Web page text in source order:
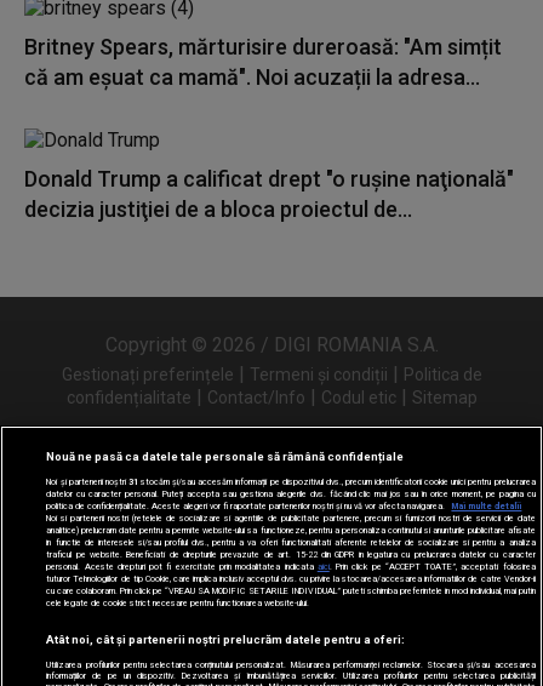
Britney Spears, mărturisire dureroasă: "Am simțit
că am eșuat ca mamă". Noi acuzații la adresa...
Donald Trump a calificat drept "o ruşine naţională"
decizia justiţiei de a bloca proiectul de...
Copyright © 2026 / DIGI ROMANIA S.A.
Gestionați preferințele | Termeni și condiții | Politica de
confidențialitate | Contact/Info | Codul etic | Sitemap
Urmărește-ne și pe
Nouă ne pasă ca datele tale personale să rămână confidențiale
Noi și partenerii noștri31 stocăm și/sau accesăm informații pe dispozitivul dvs., precum identificatorii cookie unici pentru prelucrarea
datelor cu caracter personal. Puteți accepta sau gestiona alegerile dvs. făcând clic mai jos sau în orice moment, pe pagina cu
politica de confidențialitate. Aceste alegeri vor fi raportate partenerilor noștri și nu vă vor afecta navigarea.
Mai multe detalii
Noi si partenerii nostri (retelele de socializare si agentiile de publicitate partenere, precum si furnizorii nostri de servicii de date
analitice) prelucram date pentru a permite website-ului sa functioneze, pentru a personaliza continutul si anunturile publicitare afisate
in functie de interesele si/sau profilul dvs., pentru a va oferi functionalitati aferente retelelor de socializare si pentru a analiza
traficul pe website. Beneficiati de drepturile prevazute de art. 15-22 din GDPR in legatura cu prelucrarea datelor cu caracter
personal. Aceste drepturi pot fi exercitate prin modalitatea indicata aici. Prin click pe “ACCEPT TOATE”, acceptati folosirea
tuturor Tehnologiilor de tip Cookie, care implica inclusiv acceptul dvs. cu privire la stocarea/accesarea informatiilor de catre Vendor-ii
cu care colaboram. Prin click pe “VREAU SA MODIFIC SETARILE INDIVIDUAL” puteti schimba preferintele in mod individual, mai putin
cele legate de cookie strict necesare pentru functionarea website-ului.
Atât noi, cât și partenerii noștri prelucrăm datele pentru a oferi:
Utilizarea profilurilor pentru selectarea conținutului personalizat. Măsurarea performanței reclamelor. Stocarea și/sau accesarea
informațiilor de pe un dispozitiv. Dezvoltarea și îmbunătățirea serviciilor. Utilizarea profilurilor pentru selectarea publicității